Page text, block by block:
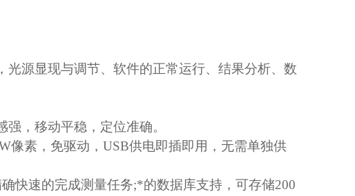
源显现与调节、软件的正常运行、结果分析、数
，移动平稳，定位准确。
像素，免驱动， USB供电即插即用，无需单独供
快速的完成测量任务;*的数据库支持，可存储200